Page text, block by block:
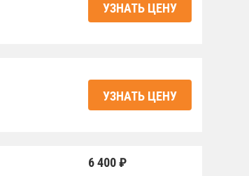
УЗНАТЬ ЦЕНУ
УЗНАТЬ ЦЕНУ
6 400 ₽